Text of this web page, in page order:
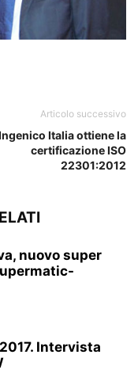
Articolo successivo
Ingenico Italia ottiene la
certificazione ISO
22301:2012
nuovo super
Intervista